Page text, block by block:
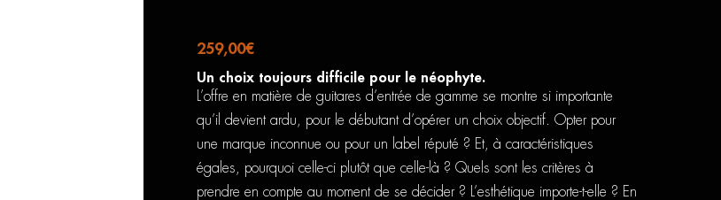
259,00€
Un choix toujours difficile pour le néophyte.
L’offre en matière de guitares d’entrée de gamme se montre si importante
qu’il devient ardu, pour le débutant d’opérer un choix objectif. Opter pour
une marque inconnue ou pour un label réputé ? Et, à caractéristiques
égales, pourquoi celle-ci plutôt que celle-là ? Quels sont les critères à
prendre en compte au moment de se décider ? L’esthétique importe-t-elle ? En